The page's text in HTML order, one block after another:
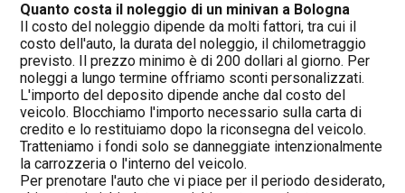
Quanto costa il noleggio di un minivan a Bologna
Il costo del noleggio dipende da molti fattori, tra cui il
costo dell'auto, la durata del noleggio, il chilometraggio
previsto. Il prezzo minimo è di 200 dollari al giorno. Per
noleggi a lungo termine offriamo sconti personalizzati.
L'importo del deposito dipende anche dal costo del
veicolo. Blocchiamo l'importo necessario sulla carta di
credito e lo restituiamo dopo la riconsegna del veicolo.
Tratteniamo i fondi solo se danneggiate intenzionalmente
la carrozzeria o l'interno del veicolo.
Per prenotare l'auto che vi piace per il periodo desiderato,